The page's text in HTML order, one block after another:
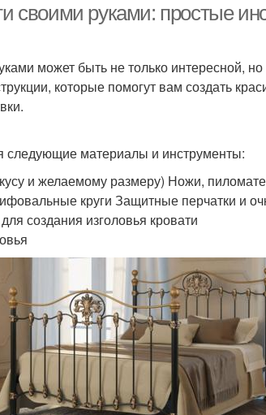
своими руками: простые
может быть не только интересной,
которые помогут вам создать
следующие материалы и инструменты:
и желаемому размеру) Ножи,
круги Защитные перчатки и
создания изголовья кровати